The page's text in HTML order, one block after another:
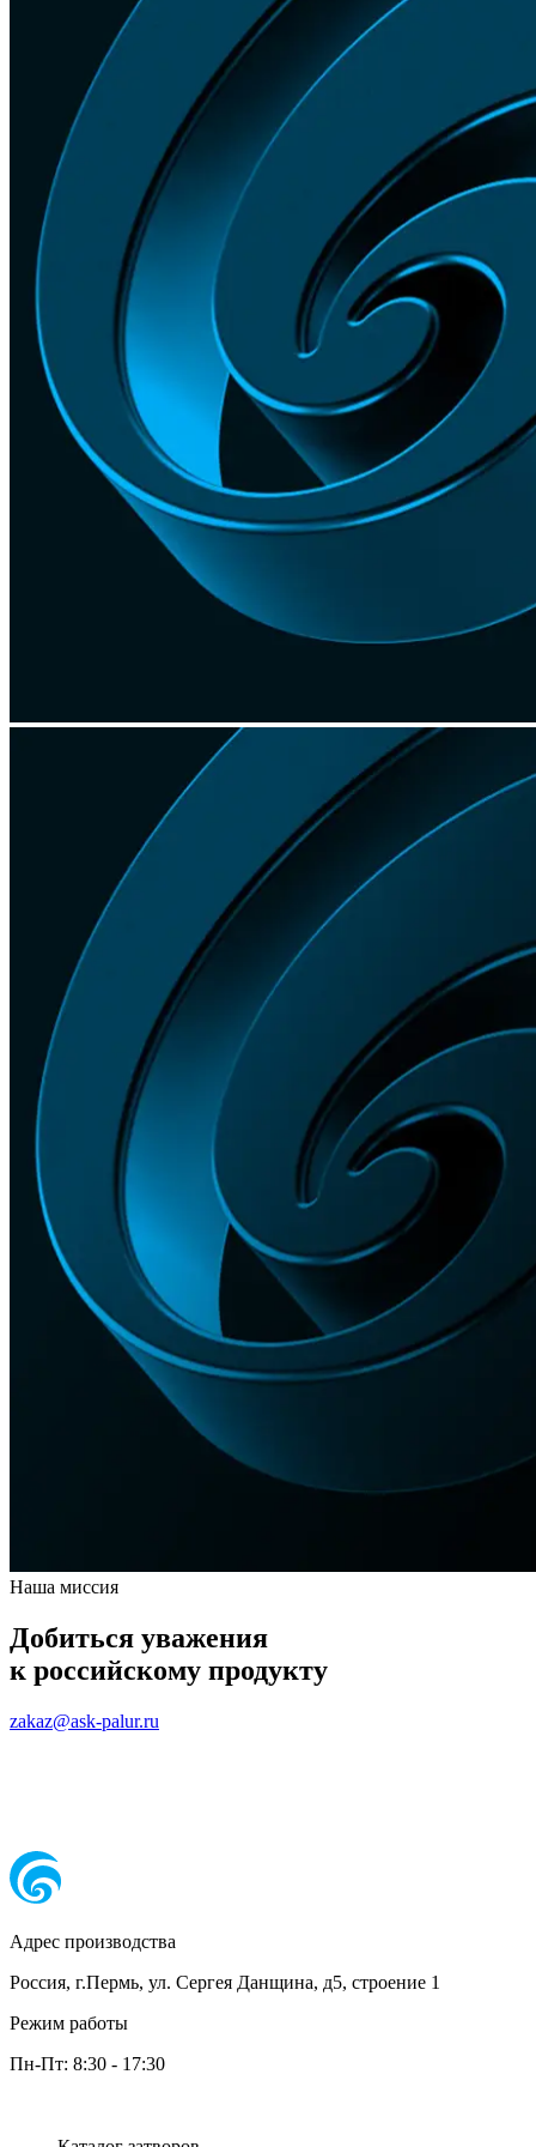
Наша миссия
Добиться уважения
к российскому продукту
zakaz@ask-palur.ru
Адрес производства
Россия, г.Пермь, ул. Сергея Данщина, д5, строение 1
Режим работы
Пн-Пт: 8:30 - 17:30